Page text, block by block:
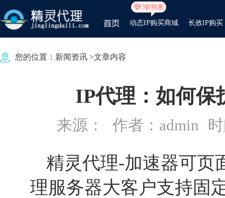
5折特惠
动态IP购买商城 长效IP购买
您的位置： 新闻资讯 >文章内容
IP代理：如何保
来源： 作者：admin
精灵代理-加速器可页
理服务器大客户支持固